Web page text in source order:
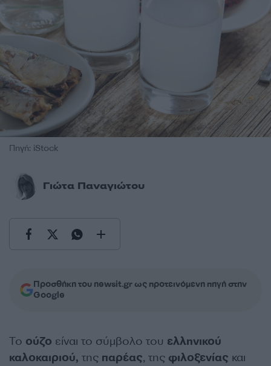
Πηγή: iStock
Γιώτα Παναγιώτου
Προσθήκη του newsit.gr ως προτεινόμενη πηγή στην
Google
Το ούζο είναι το σύμβολο του ελληνικού
καλοκαιριού, της παρέας, της φιλοξενίας και